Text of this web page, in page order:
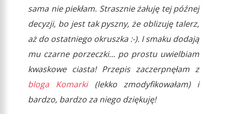
sama nie piekłam. Strasznie żałuję tej późnej
decyzji, bo jest tak pyszny, że oblizuję talerz,
aż do ostatniego okruszka :-). I smaku dodają
mu czarne porzeczki… po prostu uwielbiam
kwaskowe ciasta! Przepis zaczerpnęłam z
bloga Komarki(lekko zmodyfikowałam) i
bardzo, bardzo za niego dziękuję!